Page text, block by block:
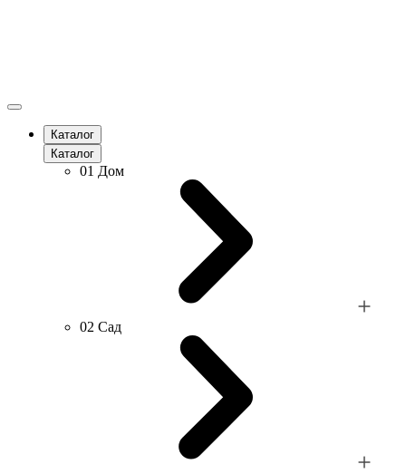
Каталог
Каталог
01 Дом
02 Сад